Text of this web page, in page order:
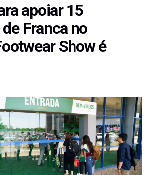
apoiar 15
Franca no
Show é